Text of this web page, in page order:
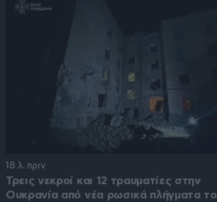
18 λ. πριν
Τρεις νεκροί και 12 τραυματίες στην
Ουκρανία από νέα ρωσικά πλήγματα το